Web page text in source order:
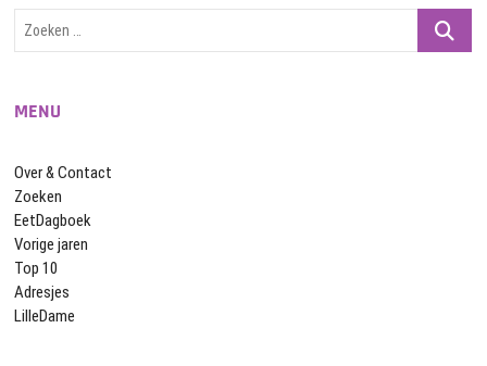
Zoeken
MENU
Over & Contact
Zoeken
EetDagboek
Vorige jaren
Top 10
Adresjes
LilleDame